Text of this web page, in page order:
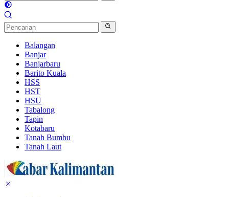
Balangan
Banjar
Banjarbaru
Barito Kuala
HSS
HST
HSU
Tabalong
Tapin
Kotabaru
Tanah Bumbu
Tanah Laut